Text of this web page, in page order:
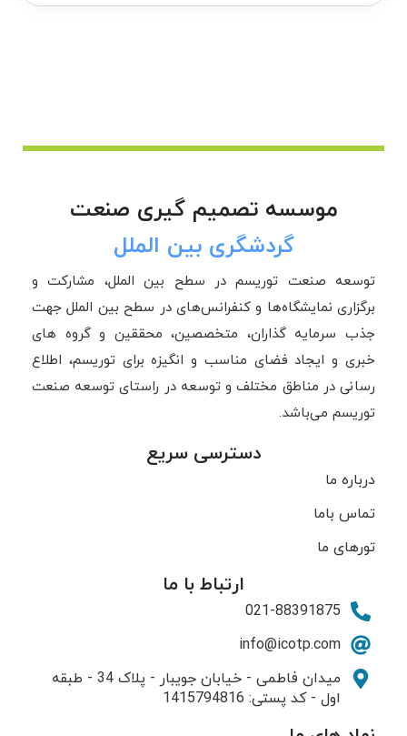
موسسه تصمیم گیری صنعت
گردشگری بین الملل
توسعه صنعت توریسم در سطح بین الملل، مشارکت و
برگزاری نمایشگاه‌ها و کنفرانس‌های در سطح بین الملل جهت
جذب سرمایه گذاران، متخصصین، محققین و گروه های
خبری و ایجاد فضای مناسب و انگیزه برای توریسم، اطلاع
رسانی در مناطق مختلف و توسعه در راستای توسعه صنعت
توریسم می‌باشد.
دسترسی سریع
درباره ما
تماس باما
تورهای ما
ارتباط با ما
021-88391875
info@icotp.com
میدان فاطمی - خیابان جویبار - پلاک 34 - طبقه
اول - کد پستی: 1415794816